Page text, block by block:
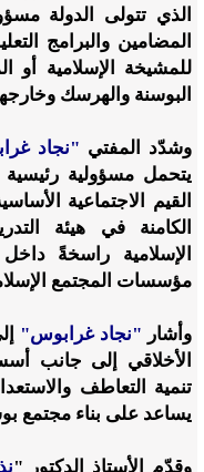
الذي تتولى الدولة
المضامين والبرامج
للمشيخة الإسلامية أو
البوسنة والهرسك
وشدّد المفتي "نجاد
يتحمل مسؤولية
القيم الاجتماعية
الكامنة في هيئة
الإسلامية راسخةً
مؤسسات المجتمع
وأشار "نجاد غرابوس"
الأخلاقي إلى جانب
تنمية التعاطف
يساعد على بناء مجتمع
وقدّم الأستاذ الدكتور "